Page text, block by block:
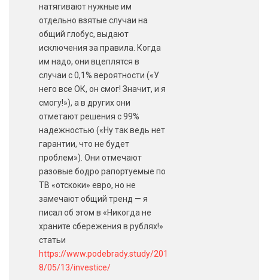
натягивают нужные им
отдельно взятые случаи на
общий глобус, выдают
исключения за правила. Когда
им надо, они вцеплятся в
случаи с 0,1% вероятности («У
него все ОК, он смог! Значит, и я
смогу!»), а в других они
отметают решения с 99%
надежностью («Ну так ведь нет
гарантии, что не будет
проблем»). Они отмечают
разовые бодро рапортуемые по
ТВ «отскоки» евро, но не
замечают общий тренд — я
писал об этом в «Никогда не
храните сбережения в рублях!»
статьи
https://www.podebrady.study/201
8/05/13/investice/